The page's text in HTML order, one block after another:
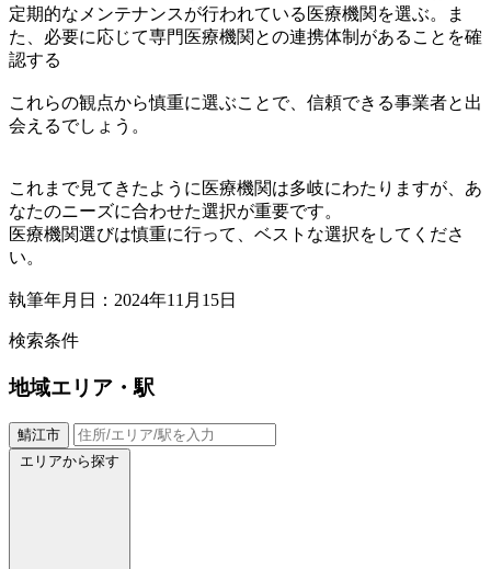
定期的なメンテナンスが行われている医療機関を選ぶ。ま
た、必要に応じて専門医療機関との連携体制があることを確
認する
これらの観点から慎重に選ぶことで、信頼できる事業者と出
会えるでしょう。
これまで見てきたように医療機関は多岐にわたりますが、あ
なたのニーズに合わせた選択が重要です。
医療機関選びは慎重に行って、ベストな選択をしてくださ
い。
執筆年月日：2024年11月15日
検索条件
地域エリア・駅
鯖江市
エリアから探す